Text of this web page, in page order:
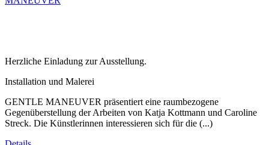
Herzliche Einladung zur Ausstellung.
Installation und Malerei
GENTLE MANEUVER präsentiert eine raumbezogene
Gegenüberstellung der Arbeiten von Katja Kottmann und Caroline
Streck. Die Künstlerinnen interessieren sich für die (...)